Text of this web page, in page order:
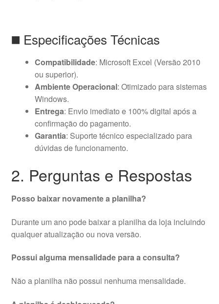
◼️ Especificações Técnicas
Compatibilidade: Microsoft Excel (Versão 2010
ou superior).
Ambiente Operacional: Otimizado para sistemas
Windows.
Entrega: Envio imediato e 100% digital após a
confirmação do pagamento.
Garantia: Suporte técnico especializado para
dúvidas de funcionamento.
2. Perguntas e Respostas
Posso baixar novamente a planilha?
Durante um ano pode baixar a planilha da loja incluindo
qualquer atualização ou nova versão.
Possui alguma mensalidade para a consulta?
Não a planilha não possui nenhuma mensalidade.